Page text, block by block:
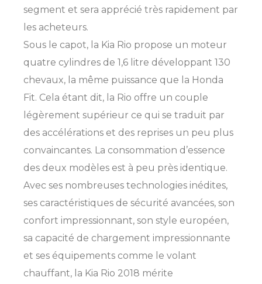
segment et sera apprécié très rapidement par
les acheteurs.
Sous le capot, la Kia Rio propose un moteur
quatre cylindres de 1,6 litre développant 130
chevaux, la même puissance que la Honda
Fit. Cela étant dit, la Rio offre un couple
légèrement supérieur ce qui se traduit par
des accélérations et des reprises un peu plus
convaincantes. La consommation d’essence
des deux modèles est à peu près identique.
Avec ses nombreuses technologies inédites,
ses caractéristiques de sécurité avancées, son
confort impressionnant, son style européen,
sa capacité de chargement impressionnante
et ses équipements comme le volant
chauffant, la Kia Rio 2018 mérite